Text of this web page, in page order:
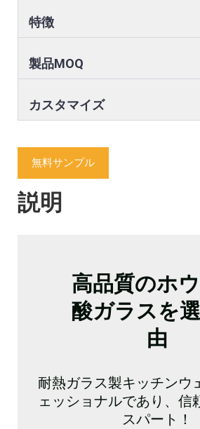
特徴
製品MOQ
カスタマイズ
無料サンプル
説明
高品質のホ
酸ガラスを
由
耐熱ガラス製キッチンウ
ェッショナルであり、信
スパート！